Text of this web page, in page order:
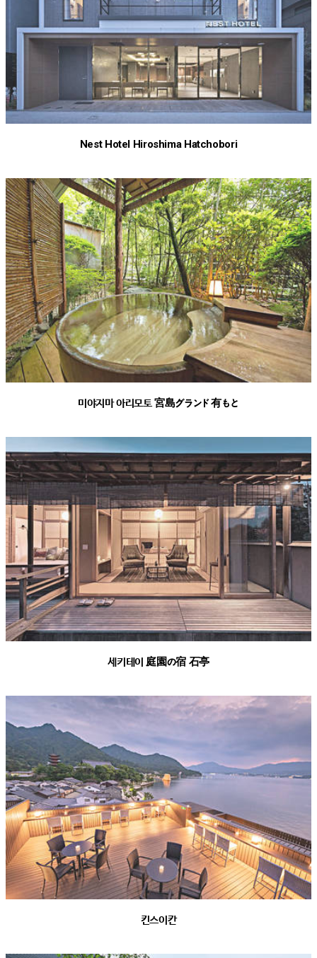
Nest Hotel Hiroshima Hatchobori
미야지마 아리모토 宮島グランド有もと
세키테이 庭園の宿 石亭
킨스이칸